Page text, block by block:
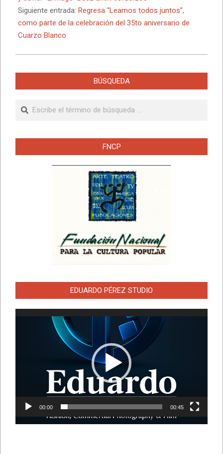
Siguiente entrada: Regresa “Leamos todos juntos”,
como parte de la celebración del 35to aniversario de
Cuarzo Blanco
BÚSQUEDA
Buscar
FNCP
EDUARDO PÉREZ STUDIO
Reproductor
00:00 00:45